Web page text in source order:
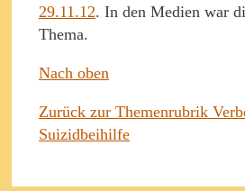
29.11.12. In den Medien war
Thema.
Nach oben
Zurück zur Themenrubrik
Suizidbeihilfe